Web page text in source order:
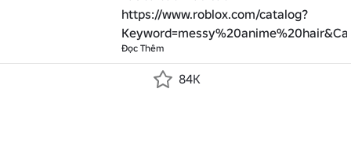
https://www.roblox.com/catalog?
Đọc Thêm
84K